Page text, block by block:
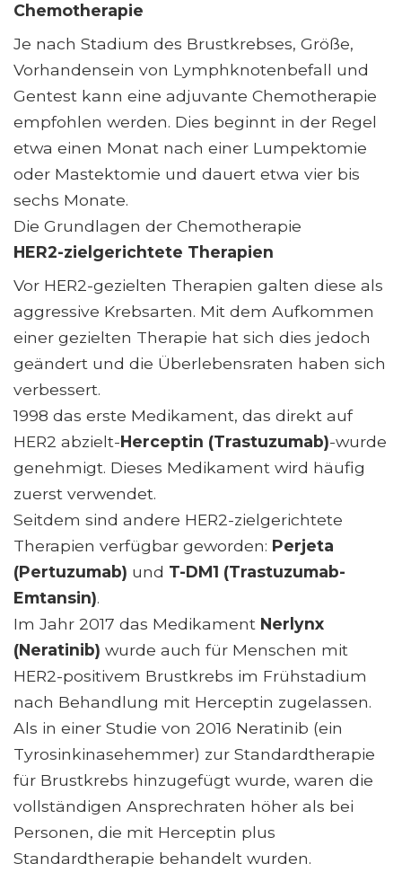
Chemotherapie
Je nach Stadium des Brustkrebses, Größe,
Vorhandensein von Lymphknotenbefall und
Gentest kann eine adjuvante Chemotherapie
empfohlen werden. Dies beginnt in der Regel
etwa einen Monat nach einer Lumpektomie
oder Mastektomie und dauert etwa vier bis
sechs Monate.
Die Grundlagen der Chemotherapie
HER2-zielgerichtete Therapien
Vor HER2-gezielten Therapien galten diese als
aggressive Krebsarten. Mit dem Aufkommen
einer gezielten Therapie hat sich dies jedoch
geändert und die Überlebensraten haben sich
verbessert.
1998 das erste Medikament, das direkt auf
HER2 abzielt-Herceptin (Trastuzumab)-wurde
genehmigt. Dieses Medikament wird häufig
zuerst verwendet.
Seitdem sind andere HER2-zielgerichtete
Therapien verfügbar geworden: Perjeta
(Pertuzumab) und T-DM1 (Trastuzumab-
Emtansin).
Im Jahr 2017 das Medikament Nerlynx
(Neratinib) wurde auch für Menschen mit
HER2-positivem Brustkrebs im Frühstadium
nach Behandlung mit Herceptin zugelassen.
Als in einer Studie von 2016 Neratinib (ein
Tyrosinkinasehemmer) zur Standardtherapie
für Brustkrebs hinzugefügt wurde, waren die
vollständigen Ansprechraten höher als bei
Personen, die mit Herceptin plus
Standardtherapie behandelt wurden.